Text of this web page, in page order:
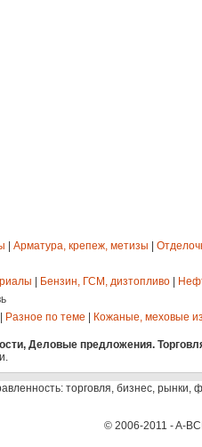
Арматура, крепеж, метизы
Бензин, ГСМ, дизтопливо
Разное по теме Кожаные, меховые
Деловые предложения.
торговля, бизнес,
© 2006-2011 - A-